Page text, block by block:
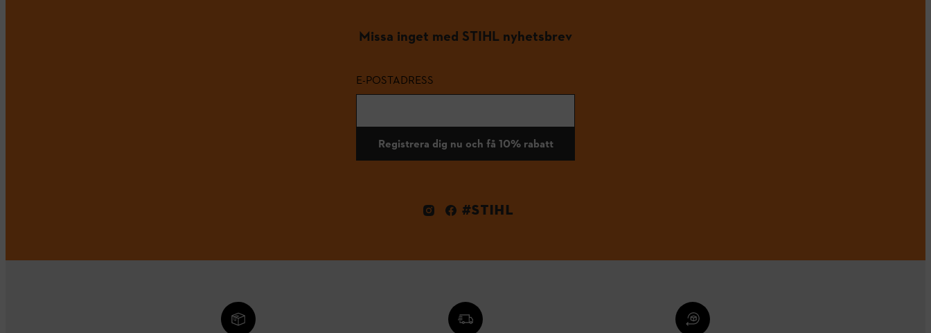
Missa inget med STIHL nyhetsbrev
E-POSTADRESS
Registrera dig nu och få 10% rabatt
#STIHL